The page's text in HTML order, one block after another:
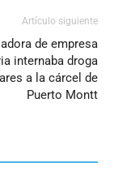
Artículo siguiente
de empresa
internaba droga
a la cárcel de
Puerto Montt